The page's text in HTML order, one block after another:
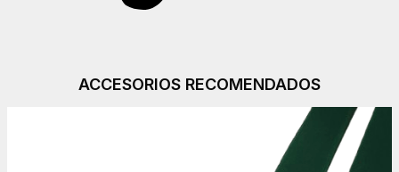
ACCESORIOS RECOMENDADOS